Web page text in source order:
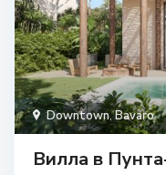
Downtown,Bavaro
Вилла в